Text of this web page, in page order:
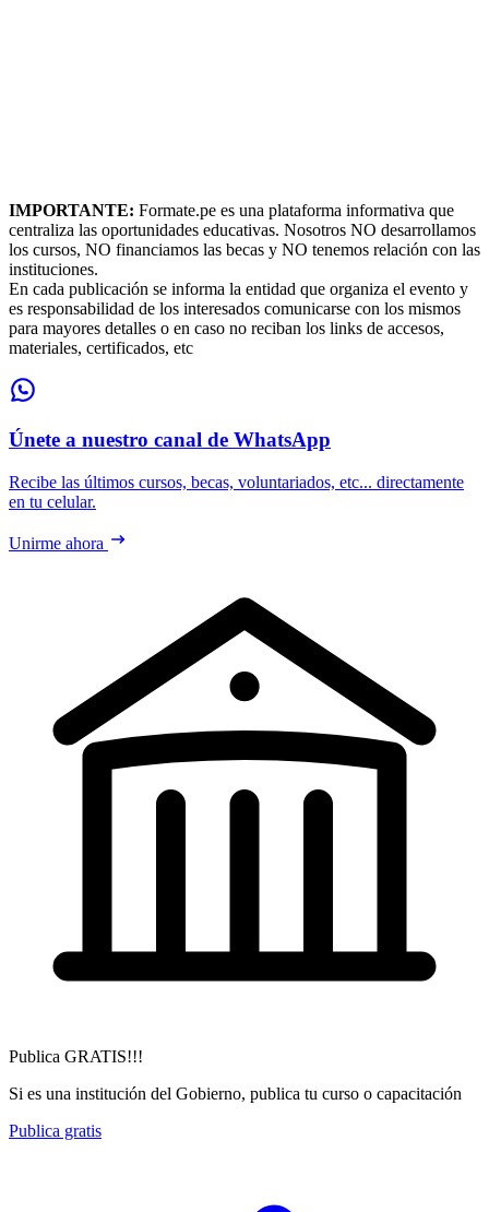
IMPORTANTE: Formate.pe es una plataforma informativa que
centraliza las oportunidades educativas. Nosotros NO desarrollamos
los cursos, NO financiamos las becas y NO tenemos relación con las
instituciones.
En cada publicación se informa la entidad que organiza el evento y
es responsabilidad de los interesados comunicarse con los mismos
para mayores detalles o en caso no reciban los links de accesos,
materiales, certificados, etc
Únete a nuestro canal de WhatsApp
Recibe las últimos cursos, becas, voluntariados, etc... directamente
en tu celular.
Unirme ahora
Publica GRATIS!!!
Si es una institución del Gobierno, publica tu curso o capacitación
Publica gratis